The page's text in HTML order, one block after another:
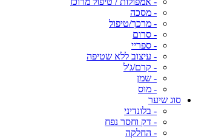
- מסכה
- מרכך/טיפול
- סרום
- ספריי
- עיצוב ללא שטיפה
- קרם/ג'ל
- שמן
- מוס
סוג שיער
- בלונדיני
- דק וחסר נפח
- החלקה